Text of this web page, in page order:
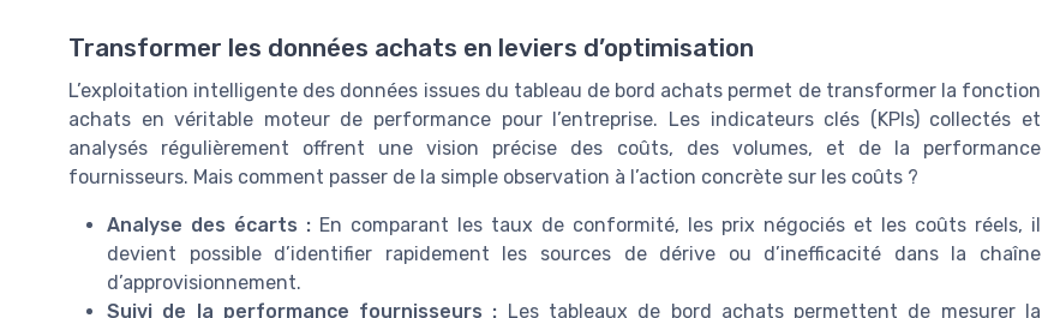
Transformer les données achats en leviers d’optimisation
L’exploitation intelligente des données issues du tableau de bord achats permet de transformer la fonction
achats en véritable moteur de performance pour l’entreprise. Les indicateurs clés (KPIs) collectés et
analysés régulièrement offrent une vision précise des coûts, des volumes, et de la performance
fournisseurs. Mais comment passer de la simple observation à l’action concrète sur les coûts ?
Analyse des écarts : En comparant les taux de conformité, les prix négociés et les coûts réels, il
devient possible d’identifier rapidement les sources de dérive ou d’inefficacité dans la chaîne
d’approvisionnement.
Suivi de la performance fournisseurs : Les tableaux de bord achats permettent de mesurer la